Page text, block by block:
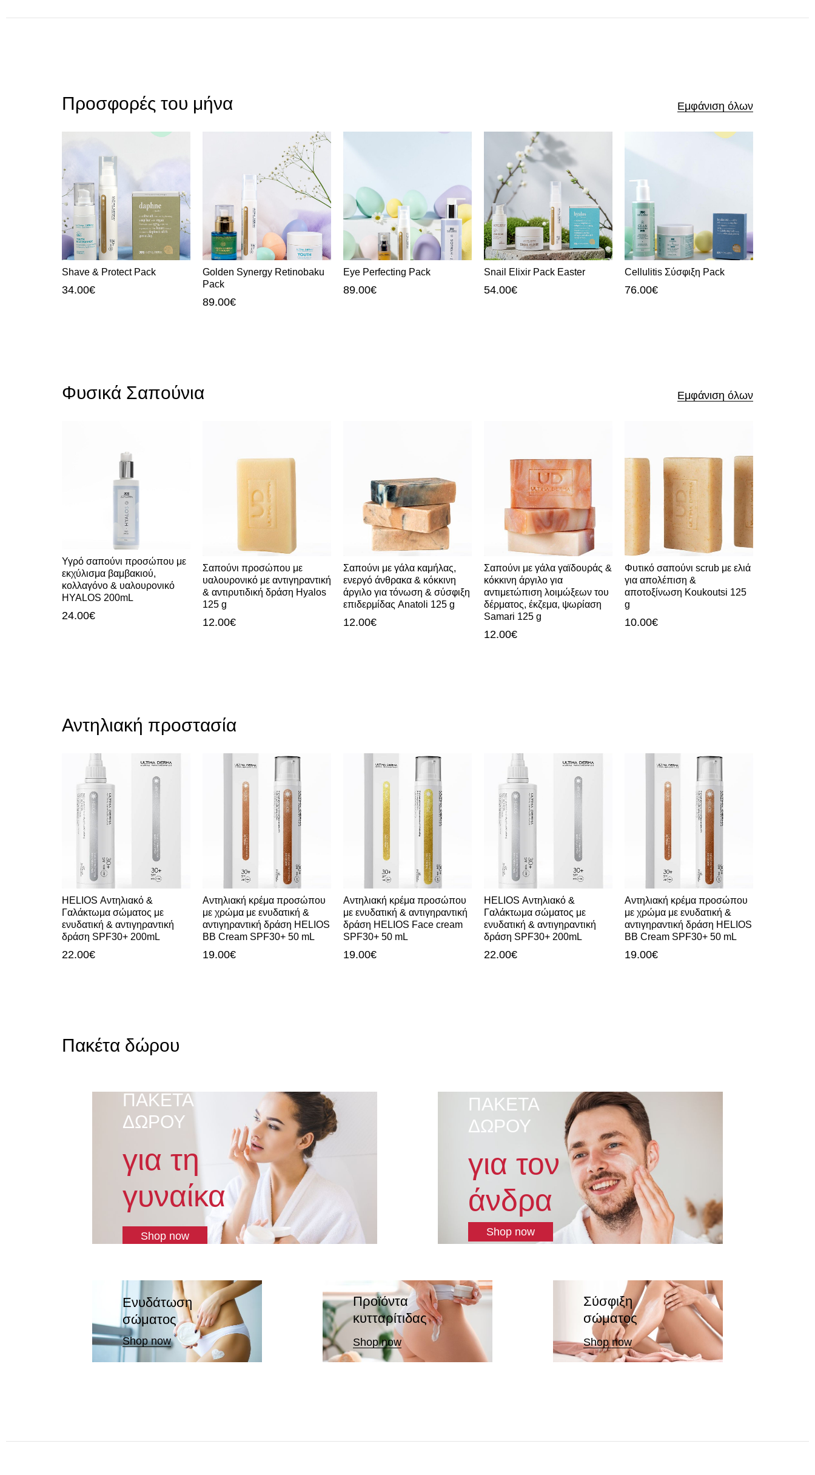
Προσφορές του μήνα Εμφάνιση όλων
Shave & Protect Pack
34.00€
Golden Synergy Retinobaku
Pack
89.00€
Eye Perfecting Pack
89.00€
Snail Elixir Pack Easter
54.00€
Cellulitis Σύσφιξη Pack
76.00€
Φυσικά Σαπούνια Εμφάνιση όλων
Υγρό σαπούνι προσώπου με
εκχύλισμα βαμβακιού,
κολλαγόνο & υαλουρονικό
HYALOS 200mL
24.00€
Σαπούνι προσώπου με
υαλουρονικό με αντιγηραντική
& αντιρυτιδική δράση Ηyalos
125 g
12.00€
Σαπούνι με γάλα καμήλας,
ενεργό άνθρακα & κόκκινη
άργιλο για τόνωση & σύσφιξη
επιδερμίδας Αnatoli 125 g
12.00€
Σαπούνι με γάλα γαϊδουράς &
κόκκινη άργιλο για
αντιμετώπιση λοιμώξεων του
δέρματος, έκζεμα, ψωρίαση
Samari 125 g
12.00€
Φυτικό σαπούνι scrub με ελιά
για απολέπιση &
αποτοξίνωση Koukoutsi 125
g
10.00€
Αντηλιακή προστασία
HELIOS Αντηλιακό &
Γαλάκτωμα σώματος με
ενυδατική & αντιγηραντική
δράση SPF30+ 200mL
22.00€
Αντηλιακή κρέμα προσώπου
με χρώμα με ενυδατική &
αντιγηραντική δράση HELIOS
BB Cream SPF30+ 50 mL
19.00€
Αντηλιακή κρέμα προσώπου
με ενυδατική & αντιγηραντική
δράση HELIOS Face cream
SPF30+ 50 mL
19.00€
HELIOS Αντηλιακό &
Γαλάκτωμα σώματος με
ενυδατική & αντιγηραντική
δράση SPF30+ 200mL
22.00€
Αντηλιακή κρέμα προσώπου
με χρώμα με ενυδατική &
αντιγηραντική δράση HELIOS
BB Cream SPF30+ 50 mL
19.00€
Πακέτα δώρου
ΠΑΚΕΤΑ
ΔΩΡΟΥ
για τη
γυναίκα
Shop now
ΠΑΚΕΤΑ
ΔΩΡΟΥ
για τον
άνδρα
Shop now
Ενυδάτωση
σώματος
Shop now
Προϊόντα
κυτταρίτιδας
Shop now
Σύσφιξη
σώματος
Shop now